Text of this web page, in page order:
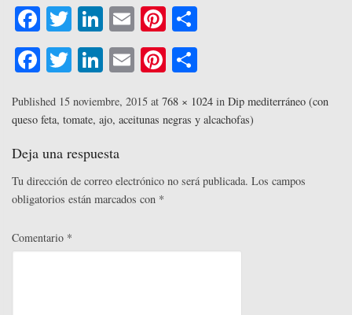
Fa
ce
bo
ok
T
wi
tte
r
Li
nk
ed
In
E
m
ail
Pi
nt
er
es
t
pa
rti
Fa
bo
ok
T
tte
r
Li
ed
In
E
ail
Pi
er
es
m
pa
r
Published 15 noviembre, 2015 at 768 × 1024 in Dip mediterráneo (con
queso feta, tomate, ajo, aceitunas negras y alcachofas)
Deja una respuesta
Tu dirección de correo electrónico no será publicada. Los campos
obligatorios están marcados con *
Comentario *